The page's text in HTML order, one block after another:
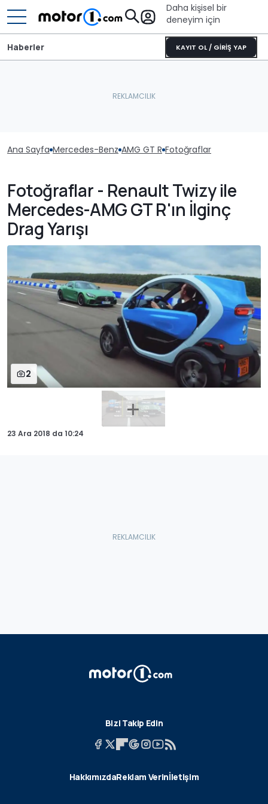
Daha kişisel bir
deneyim için
KAYIT OL / GİRİŞ YAP
Haberler
Ana Sayfa Mercedes-Benz AMG GT R Fotoğraflar
Fotoğraflar - Renault Twizy ile
Mercedes-AMG GT R'ın İlginç
Drag Yarışı
2
23 Ara 2018 da 10:24
Bizi Takip Edin
HakkımızdaReklam Verinİletişim